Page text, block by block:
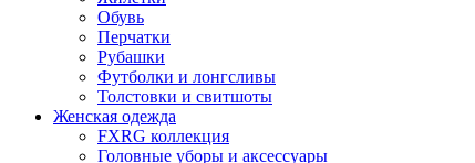
Обувь
Перчатки
Рубашки
Футболки и лонгсливы
Толстовки и свитшоты
Женская одежда
FXRG коллекция
Головные уборы и аксессуары